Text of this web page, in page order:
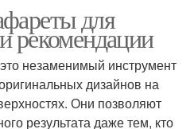
для
рекомендации
незаменимый инструмент
дизайнов на
Они позволяют
результата даже тем, кто